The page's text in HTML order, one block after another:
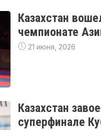
Казахстан
чемпионате
21 июня, 2026
Казахстан
суперфинале